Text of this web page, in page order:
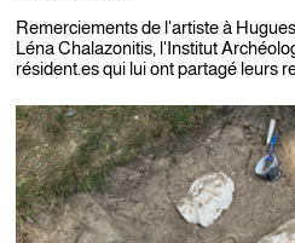
Remerciements de l'artiste à
Léna Chalazonitis, l'Institut
résident.es qui lui ont partagé leurs